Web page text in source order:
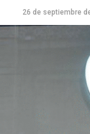
26 de septiembre